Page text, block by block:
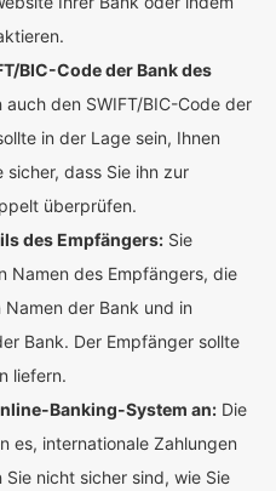
BIC-Code der Bank des
auch den SWIFT/BIC-Code der
in der Lage sein, Ihnen
sicher, dass Sie ihn zur
überprüfen.
des Empfängers: Sie
Namen des Empfängers, die
der Bank und in
Bank. Der Empfänger sollte
liefern.
Banking-System an: Die
es, internationale Zahlungen
nicht sicher sind, wie Sie